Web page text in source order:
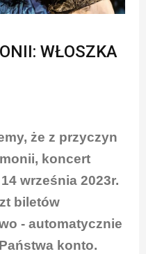
WŁOSZKA
że z przyczyn
koncert
września 2023r.
biletów
- automatycznie
konto.